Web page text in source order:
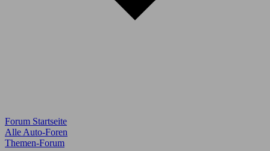
Forum Startseite
Alle Auto-Foren
Themen-Forum